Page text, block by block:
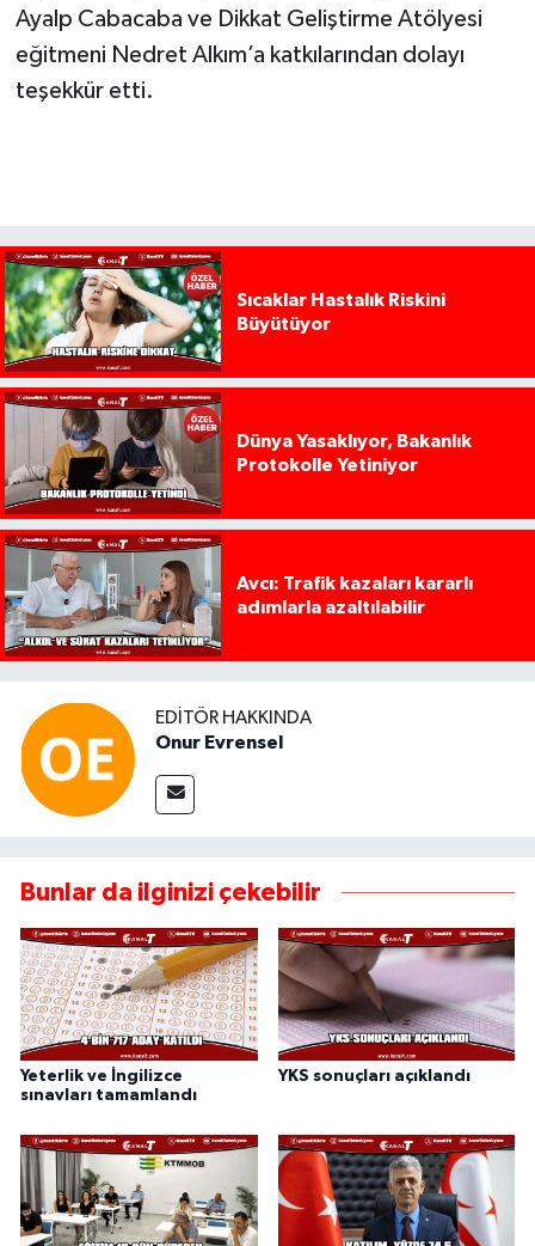
Ayalp Cabacaba ve Dikkat Geliştirme Atölyesi
eğitmeni Nedret Alkım’a katkılarından dolayı
teşekkür etti.
Sıcaklar Hastalık Riskini
Büyütüyor
Dünya Yasaklıyor, Bakanlık
Protokolle Yetiniyor
Avcı: Trafik kazaları kararlı
adımlarla azaltılabilir
EDITÖR HAKKINDA
Onur Evrensel
Bunlar da ilginizi çekebilir
Yeterlik ve İngilizce
sınavları tamamlandı
YKS sonuçları açıklandı